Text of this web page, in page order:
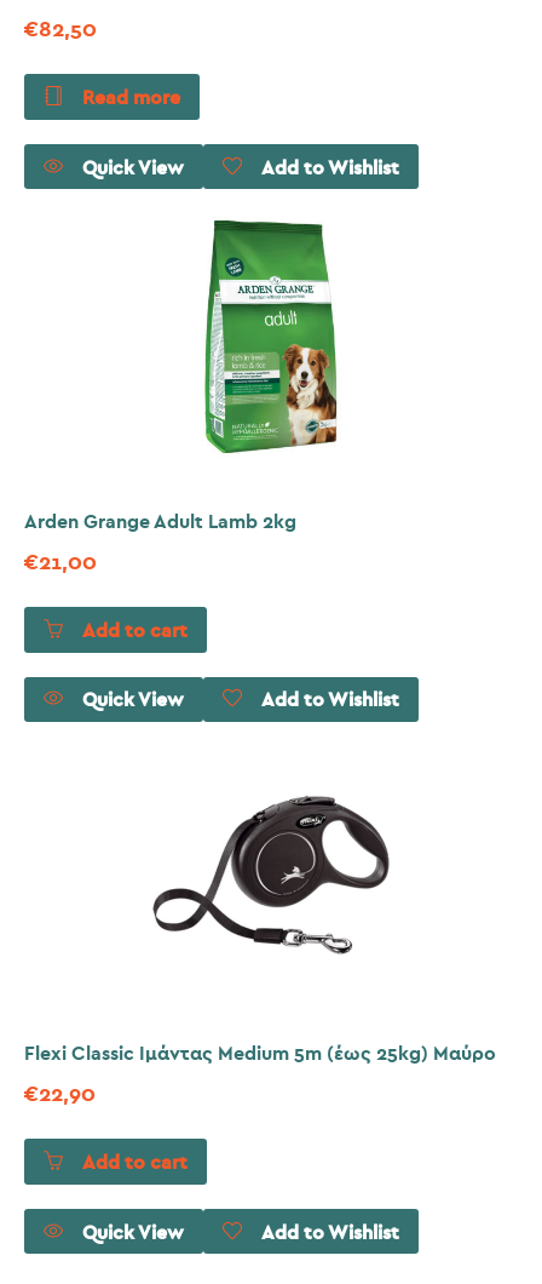
€82,50
Read more
Quick View Add to Wishlist
Arden Grange Adult Lamb 2kg
€21,00
Add to cart
Quick View Add to Wishlist
Flexi Classic Ιμάντας Medium 5m (έως 25kg) Μαύρο
€22,90
Add to cart
Quick View Add to Wishlist